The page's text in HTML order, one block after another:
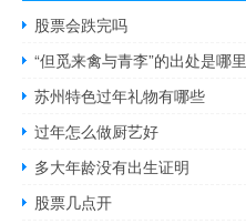
股票会跌完吗
“但觅来禽与青李”的出处是哪里
苏州特色过年礼物有哪些
过年怎么做厨艺好
多大年龄没有出生证明
股票几点开